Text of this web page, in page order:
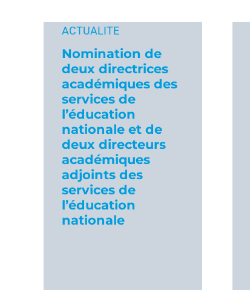
ACTUALITE
Nomination de
deux directrices
académiques des
services de
l’éducation
nationale et de
deux directeurs
académiques
adjoints des
services de
l’éducation
nationale